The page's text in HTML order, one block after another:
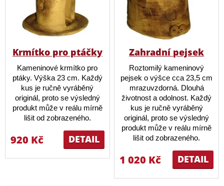
Krmítko pro ptáčky
Kameninové krmítko pro
ptáky. Výška 23 cm. Každý
kus je ručně vyráběný
originál, proto se výsledný
produkt může v reálu mírně
lišit od zobrazeného.
DETAIL
920 Kč
Zahradní pejsek
Roztomilý kameninový
pejsek o výšce cca 23,5 cm
mrazuvzdorná. Dlouhá
životnost a odolnost. Každý
kus je ručně vyráběný
originál, proto se výsledný
produkt může v reálu mírně
lišit od zobrazeného.
DETAIL
1 020 Kč